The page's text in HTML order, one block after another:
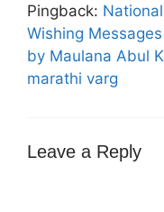
Pingback:
Wishing
by Maulana Abul
marathi varg
Leave a Reply